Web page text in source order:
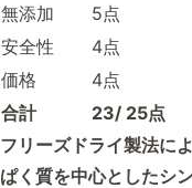
無添加
5点
安全性
4点
価格
4点
合計
23/ 25点
フリーズドライ製法に
ぱく質を中心としたシ